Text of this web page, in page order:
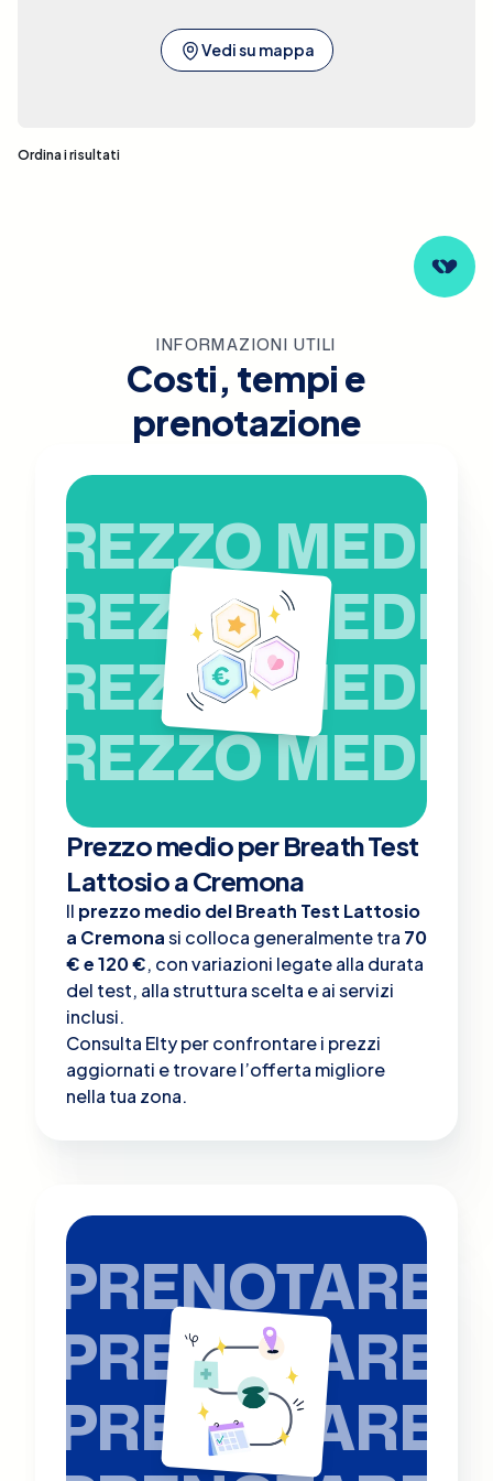
Vedi su mappa
Nessun risultato trovato
Ordina i risultati
INFORMAZIONI UTILI
Costi, tempi e
prenotazione
PREZZO MEDIO
PREZZO MEDIO
PREZZO MEDIO
PREZZO MEDIO
Prezzo medio per Breath Test
Lattosio a Cremona
Il prezzo medio del Breath Test Lattosio
a Cremonasi colloca generalmente tra 70
€ e 120 €, con variazioni legate alla durata
del test, alla struttura scelta e ai servizi
inclusi.
Consulta Elty per confrontare i prezzi
aggiornati e trovare l’offerta migliore
nella tua zona.
PRENOTARE
PRENOTARE
PRENOTARE